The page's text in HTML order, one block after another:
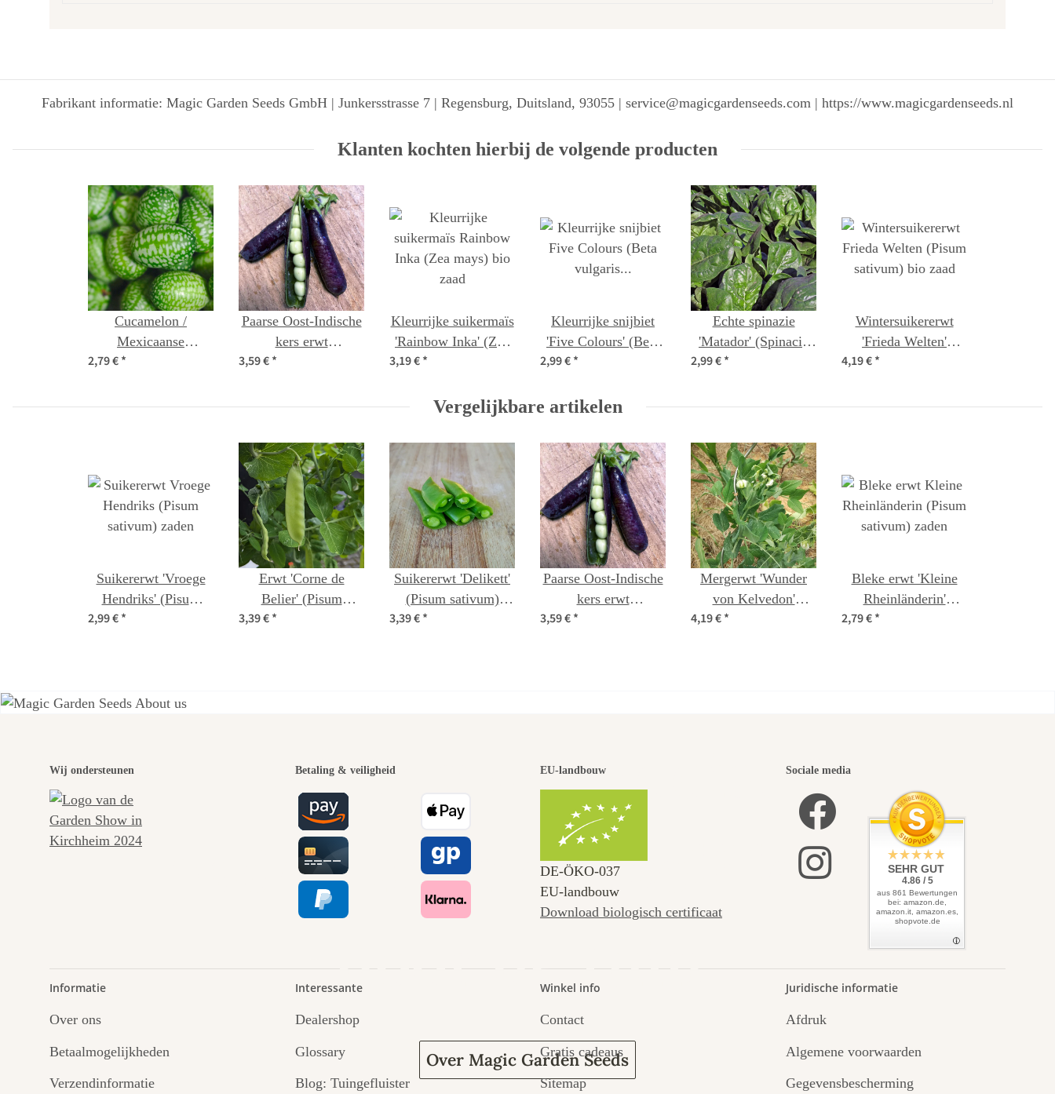
Fabrikant informatie: Magic Garden Seeds GmbH | Junkersstrasse 7 | Regensburg, Duitsland, 93055 | service@magicgardenseeds.com | https://www.magicgardenseeds.nl
Klanten kochten hierbij de volgende producten
Cucamelon /
Mexicaanse
minikomkommer
zaden
2,79 €*
Paarse Oost-Indische
kers erwt
"Blauwschokker"
zaad
3,59 €*
Kleurrijke suikermaïs
'Rainbow Inka' (Zea
mays) bio zaad
3,19 €*
Kleurrijke snijbiet
'Five Colours' (Beta
vulgaris ssp.vulgaris)
2,99 €*
Echte spinazie
'Matador' (Spinacia
oleracea) bio zaad
2,99 €*
Wintersuikererwt
'Frieda Welten'
(Pisum sativum) bio
4,19 €*
Vergelijkbare artikelen
Suikererwt 'Vroege
Hendriks' (Pisum
sativum) zaden
2,99 €*
Erwt 'Corne de
Belier' (Pisum
sativum) zaden
3,39 €*
Suikererwt 'Delikett'
(Pisum sativum)
3,39 €*
Paarse Oost-Indische
kers erwt
"Blauwschokker"
3,59 €*
Mergerwt 'Wunder
von Kelvedon'
(Pisum sativum L.
4,19 €*
Bleke erwt 'Kleine
Rheinländerin'
(Pisum sativum)
2,79 €*
Een van de mooiste
paden naar onszelf leidt
door de tuin.
Over Magic Garden Seeds
Wij ondersteunen Betaling & veiligheid EU-landbouw
DE‑ÖKO‑037
EU-landbouw
Download biologisch certificaat
Sociale media
SEHR GUT
4.86 / 5
aus 861 Bewertungen
bei: amazon.de,
amazon.it, amazon.es,
shopvote.de
Informatie
Over ons
Betaalmogelijkheden
Verzendinformatie
Interessante
Dealershop
Glossary
Blog: Tuingefluister
Winkel info
Contact
Gratis cadeaus
Sitemap
Juridische informatie
Afdruk
Algemene voorwaarden
Gegevensbescherming